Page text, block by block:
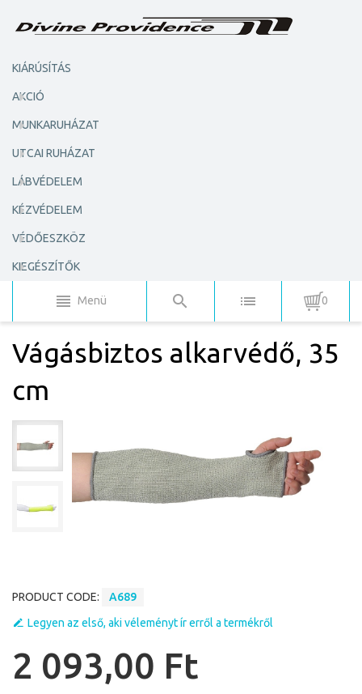
KIÁRÚSÍTÁS
AKCIÓ
MUNKARUHÁZAT
UTCAI RUHÁZAT
LÁBVÉDELEM
KÉZVÉDELEM
VÉDŐESZKÖZ
KIEGÉSZÍTŐK
Menü 0
Vágásbiztos alkarvédő, 35
cm
PRODUCT CODE:
A689
Legyen az első, aki véleményt ír erről a termékről
2 093,00 Ft